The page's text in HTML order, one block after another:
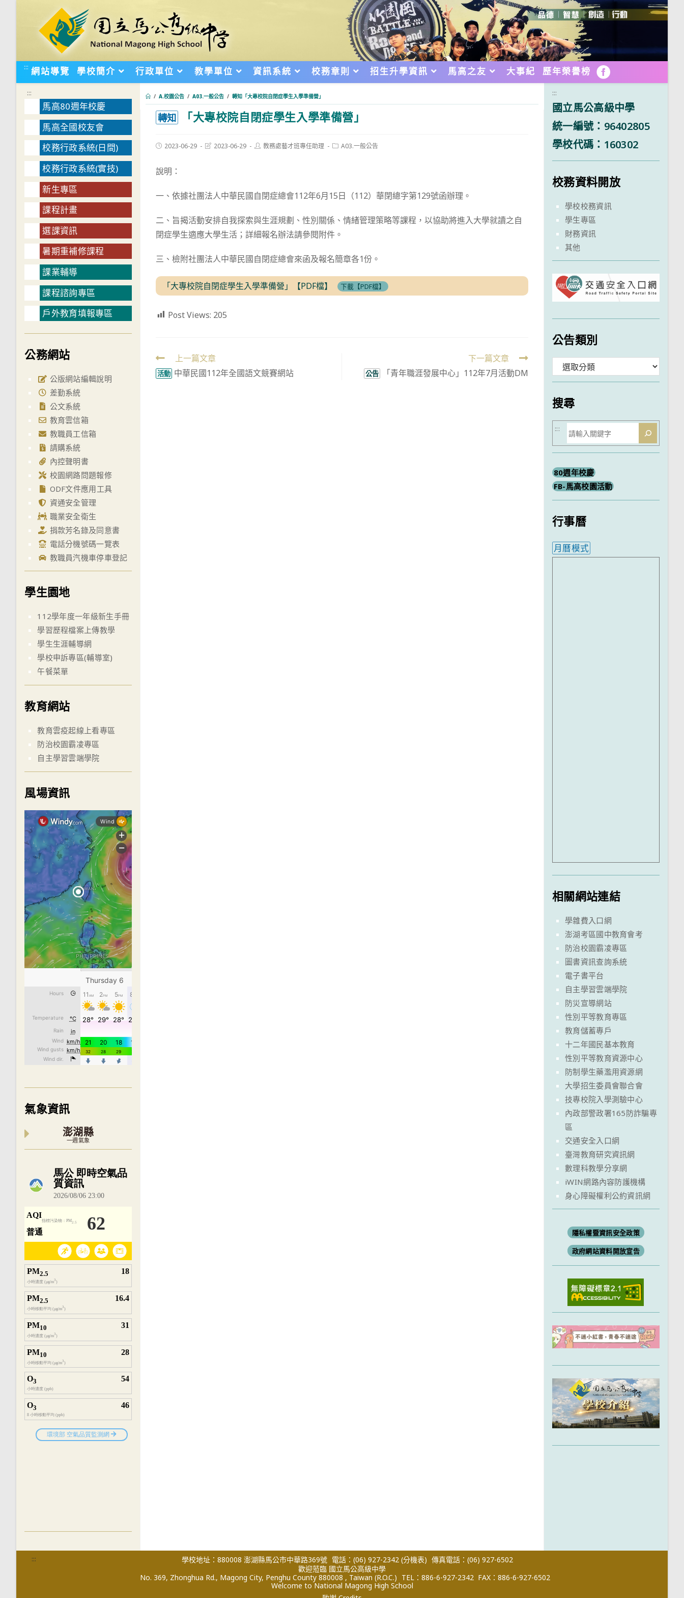
::: 網站導覽 學校簡介 行政單位 教學單位 資訊系統 校務章則 招生升學資訊 馬高之友 大事紀 歷年榮譽榜 FB
/ A.校園公告 / A03.一般公告 / 轉知「大專校院自閉症學生入學準備營」
轉知 「大專校院自閉症學生入學準備營」
Post2023-06-29
Post2023-06-29
Post教務處藝才班專任助理
PostA03.一般公告
說明：
一、依據社團法人中華民國自閉症總會112年6月15日（112）華閉總字第129號函辦理。
二、旨揭活動安排自我探索與生涯規劃、性別關係、情緒管理策略等課程，以協助將進入大學就讀之自
閉症學生適應大學生活；詳細報名辦法請參閱附件。
三、檢附社團法人中華民國自閉症總會來函及報名簡章各1份。
「大專校院自閉症學生入學準備營」【PDF檔】 下載【PDF檔】
Post Views: 205
Read
more
上一篇文章
活動 中華民國112年全國語文競賽網站
下一篇文章
公告 「青年職涯發展中心」112年7月活動DM
:::
馬高80週年校慶
馬高全國校友會
校務行政系統(日間)
校務行政系統(實技)
新生專區
課程計畫
選課資訊
暑期重補修課程
課業輔導
課程諮詢專區
戶外教育填報專區
公務網站
公版網站編輯說明
差勤系統
公文系統
教育雲信箱
教職員工信箱
請購系統
內控聲明書
校園網路問題報修
ODF文件應用工具
資通安全管理
職業安全衛生
捐款芳名錄及同意書
電話分機號碼一覽表
教職員汽機車停車登記
學生園地
112學年度一年級新生手冊
學習歷程檔案上傳教學
學生生涯輔導網
學校申訴專區(輔導室)
午餐菜單
教育網站
教育雲疫起線上看專區
防治校園霸凌專區
自主學習雲端學院
風場資訊
氣象資訊
澎湖縣
一週氣象
內嵌空氣品質小工具為視覺預覽，完整即時空氣品質資料請開啟
:::
國立馬公高級中學
統一編號：96402805
學校代碼：160302
校務資料開放
學校校務資訊
學生專區
財務資訊
其他
公告類別
類
搜尋
搜
尋
:::
80週年校慶
FB-馬高校園活動
行事曆
月曆模式
相關網站連結
學雜費入口網
澎湖考區國中教育會考
防治校園霸凌專區
圖書資訊查詢系統
電子書平台
自主學習雲端學院
防災宣導網站
性別平等教育專區
教育儲蓄專戶
十二年國民基本教育
性別平等教育資源中心
防制學生藥濫用資源網
大學招生委員會聯合會
技專校院入學測驗中心
內政部警政署165防詐騙專
區
交通安全入口網
臺灣教育研究資訊網
數理科教學分享網
iWIN網路內容防護機構
身心障礙權利公約資訊網
隱私權暨資訊安全政策
政府網站資料開放宣告
::: 學校地址：880008 澎湖縣馬公市中華路369號 電話：(06) 927-2342 (分機表) 傳真電話：(06) 927-6502
歡迎蒞臨 國立馬公高級中學
No. 369, Zhonghua Rd., Magong City, Penghu County 880008 , Taiwan (R.O.C.) TEL：886-6-927-2342 FAX：886-6-927-6502
Welcome to National Magong High School